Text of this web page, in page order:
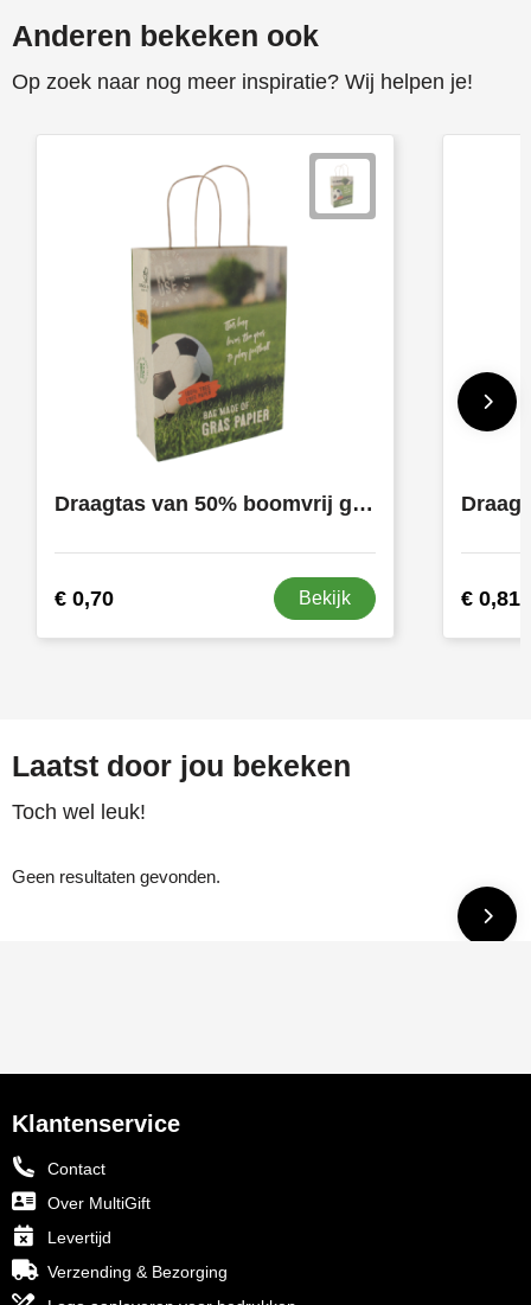
Anderen bekeken ook
Op zoek naar nog meer inspiratie? Wij helpen je!
Draagtas van 50% boomvrij graspapier, 120 gsm, 180x90x230 mm.
€ 0,70 Bekijk € 0,81
Laatst door jou bekeken
Toch wel leuk!
Geen resultaten gevonden.
Klantenservice
Contact
Over MultiGift
Levertijd
Verzending & Bezorging